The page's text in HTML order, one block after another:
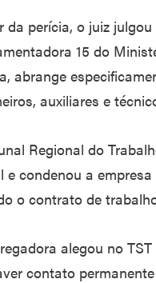
da perícia, o juiz
15 do
abrange
auxiliares e
Regional do
e condenou a
o contrato de
alegou no
contato